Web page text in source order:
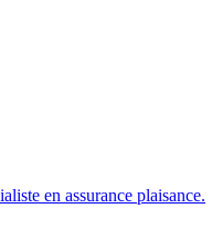
en assurance plaisance.